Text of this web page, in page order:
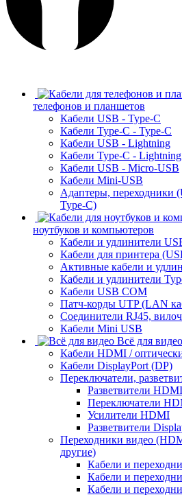
телефонов и планшетов
Кабели USB - Type-C
Кабели Type-C - Type-C
Кабели USB - Lightning
Кабели Type-C - Lightning
Кабели USB - Micro-USB
Кабели Mini-USB
Адаптеры, переходники
Type-C)
ноутбуков и компьютеров
Кабели и удлинители
Кабели для принтера
Активные кабели и
Кабели и удлинители
Кабели USB COM
Патч-корды UTP (LAN
Соединители RJ45,
Кабели Mini USB
Всё для видео
Кабели HDMI /
Кабели DisplayPort (DP)
Переключатели,
Разветвители
Переключатели
Усилители HDMI
Разветвители
Переходники видео
другие)
Кабели и
Кабели и
Кабели и